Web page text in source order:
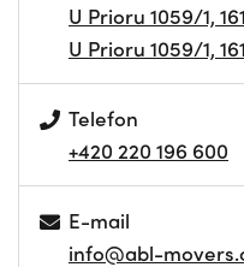
U Prioru 1059/1,
U Prioru 1059/1,
Telefon
+420 220 196 600
E-mail
info@abl-